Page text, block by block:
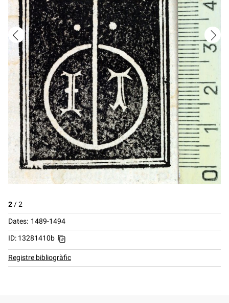
2/2
Dates 1489-1494
ID: 13281410b
Registre bibliogràfic